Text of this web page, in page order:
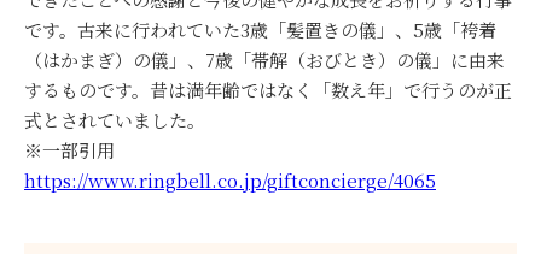
です。古来に行われていた3歳「髪置きの儀」、5歳「袴着
（はかまぎ）の儀」、7歳「帯解（おびとき）の儀」に由来
するものです。昔は満年齢ではなく「数え年」で行うのが正
式とされていました。
※一部引用
https://www.ringbell.co.jp/giftconcierge/4065